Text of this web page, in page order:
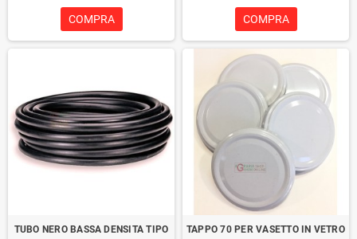
COMPRA COMPRA
TUBO NERO BASSA DENSITA TIPO
TAPPO 70 PER VASETTO IN VETRO